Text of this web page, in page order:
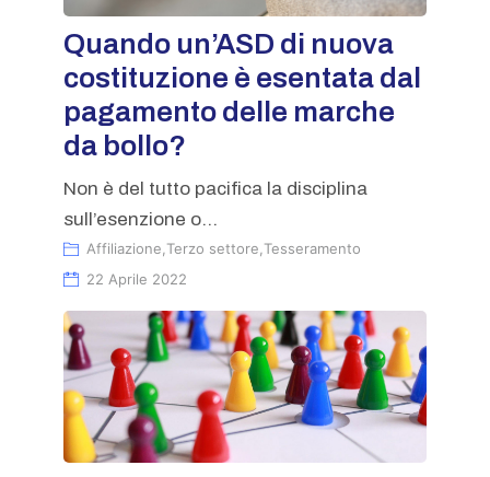
Quando un’ASD di nuova
costituzione è esentata dal
pagamento delle marche
da bollo?
Non è del tutto pacifica la disciplina
sull’esenzione o...
Affiliazione Terzo settore Tesseramento
22 Aprile 2022